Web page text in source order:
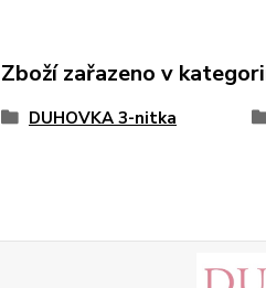
Zboží zařazeno v
DUHOVKA 3-nitka